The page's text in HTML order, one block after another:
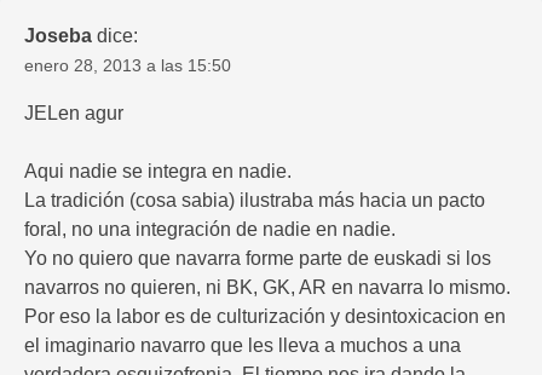
Joseba dice:
enero 28, 2013 a las 15:50
JELen agur
Aqui nadie se integra en nadie.
La tradición (cosa sabia) ilustraba más hacia un pacto
foral, no una integración de nadie en nadie.
Yo no quiero que navarra forme parte de euskadi si los
navarros no quieren, ni BK, GK, AR en navarra lo mismo.
Por eso la labor es de culturización y desintoxicacion en
el imaginario navarro que les lleva a muchos a una